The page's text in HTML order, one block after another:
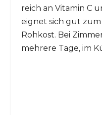
reich an Vitamin C
eignet sich gut
Rohkost. Bei
mehrere Tage, im